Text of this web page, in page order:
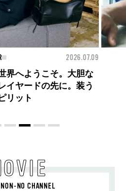
2026.07.27
までも自由。
砂田将宏がまとう
グランス「コーチ ピ
NON-NO CHANNEL